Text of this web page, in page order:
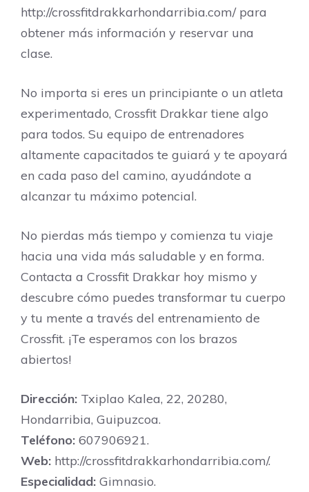
http://crossfitdrakkarhondarribia.com/ para
obtener más información y reservar una
clase.
No importa si eres un principiante o un atleta
experimentado, Crossfit Drakkar tiene algo
para todos. Su equipo de entrenadores
altamente capacitados te guiará y te apoyará
en cada paso del camino, ayudándote a
alcanzar tu máximo potencial.
No pierdas más tiempo y comienza tu viaje
hacia una vida más saludable y en forma.
Contacta a Crossfit Drakkar hoy mismo y
descubre cómo puedes transformar tu cuerpo
y tu mente a través del entrenamiento de
Crossfit. ¡Te esperamos con los brazos
abiertos!
Dirección: Txiplao Kalea, 22, 20280,
Hondarribia, Guipuzcoa.
Teléfono: 607906921.
Web: http://crossfitdrakkarhondarribia.com/.
Especialidad: Gimnasio.